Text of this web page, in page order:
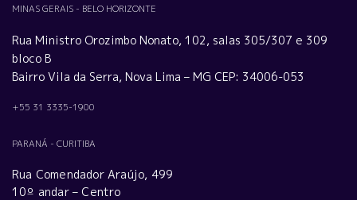
MINAS GERAIS - BELO HORIZONTE
Rua Ministro Orozimbo Nonato, 102, salas 305/307 e 309
bloco B
Bairro Vila da Serra, Nova Lima – MG CEP: 34006-053
+55 31 3335-1900
PARANÁ - CURITIBA
Rua Comendador Araújo, 499
10º andar – Centro